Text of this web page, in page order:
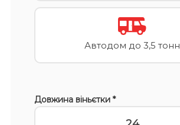
Автодом до 3,5 тонн
Довжина віньєтки *